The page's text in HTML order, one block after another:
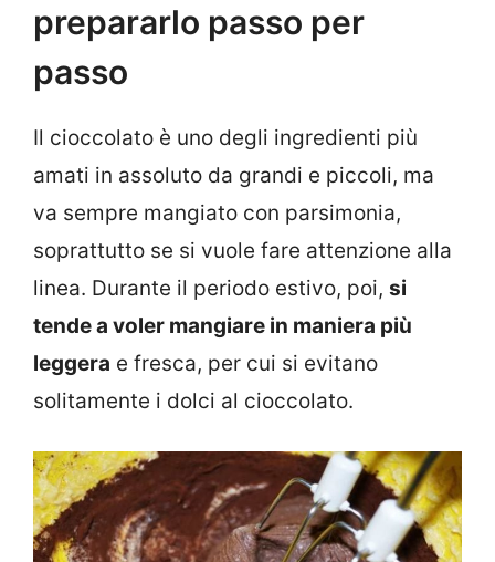
prepararlo passo per
passo
Il cioccolato è uno degli ingredienti più
amati in assoluto da grandi e piccoli, ma
va sempre mangiato con parsimonia,
soprattutto se si vuole fare attenzione alla
linea. Durante il periodo estivo, poi, si
tende a voler mangiare in maniera più
leggera e fresca, per cui si evitano
solitamente i dolci al cioccolato.